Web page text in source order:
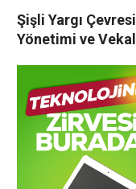
Şişli Yargı
Yönetimi ve